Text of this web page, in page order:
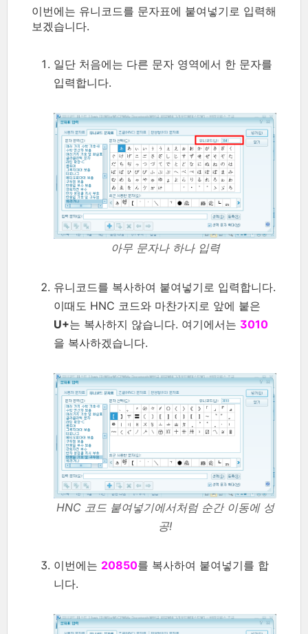
이번에는 유니코드를 문자표에 붙여넣기로 입력해
보겠습니다.
일단 처음에는 다른 문자 영역에서 한 문자를
입력합니다.
아무 문자나 하나 입력
유니코드를 복사하여 붙여넣기로 입력합니다.
이때도 HNC 코드와 마찬가지로 앞에 붙은
U+는 복사하지 않습니다. 여기에서는 3010
을 복사하겠습니다.
HNC 코드 붙여넣기에서처럼 순간 이동에 성
공!
이번에는 20850를 복사하여 붙여넣기를 합
니다.